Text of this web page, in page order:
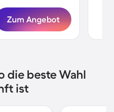
Zum Angebot
die beste Wahl
ist